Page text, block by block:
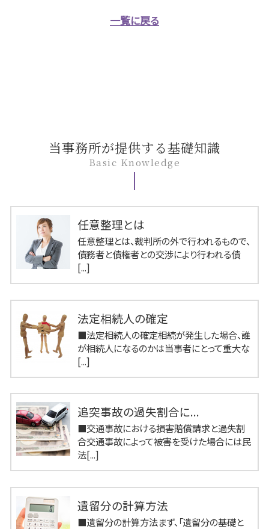
一覧に戻る
当事務所が提供する基礎知識
Basic Knowledge
任意整理とは
任意整理とは、裁判所の外で行われるもので、
債務者と債権者との交渉により行われる債
[...]
法定相続人の確定
■法定相続人の確定相続が発生した場合、誰
が相続人になるのかは当事者にとって重大な
[...]
追突事故の過失割合に...
■交通事故における損害賠償請求と過失割
合交通事故によって被害を受けた場合には民
法[...]
遺留分の計算方法
■遺留分の計算方法まず、「遺留分の基礎と